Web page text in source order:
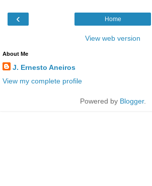
‹ Home
View web version
About Me
J. Ernesto Aneiros
View my complete profile
Powered by Blogger.